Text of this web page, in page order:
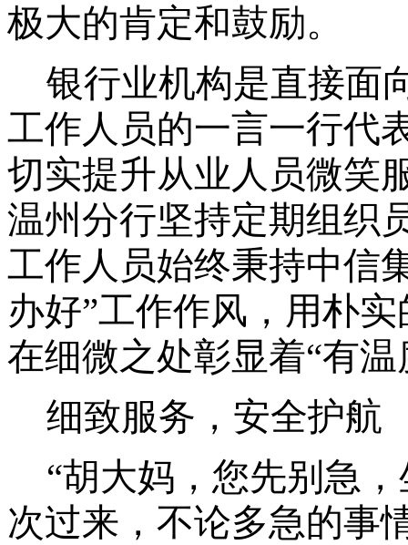
极大的肯定和鼓励。
银行业机构是直接面
工作人员的一言一行代
切实提升从业人员微笑
温州分行坚持定期组织
工作人员始终秉持中信
办好”工作作风，用朴
在细微之处彰显着“有
细致服务，安全护航
“胡大妈，您先别急
次过来，不论多急的事